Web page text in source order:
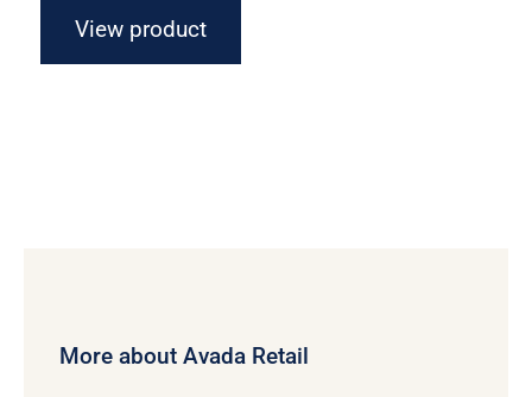
View product
More about Avada Retail